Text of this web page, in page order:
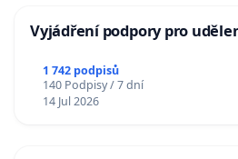
Vyjádření podpory pro
1 742 podpisů
140 Podpisy / 7 dní
14 Jul 2026